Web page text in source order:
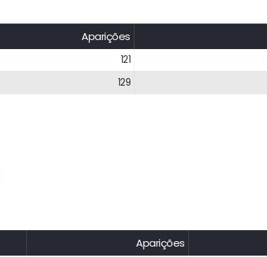
Aparições
121
129
Aparições